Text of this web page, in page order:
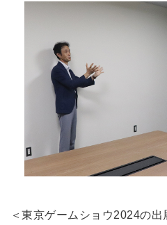
＜東京ゲームショウ2024の出